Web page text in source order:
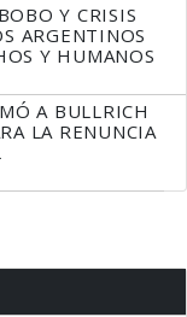
Y CRISIS
ARGENTINOS
Y HUMANOS
A BULLRICH
LA RENUNCIA